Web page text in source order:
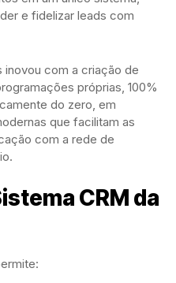
e fidelizar leads com
inovou com a criação de
próprias, 100%
do zero, em
que facilitam as
com a rede de
CRM da